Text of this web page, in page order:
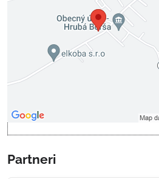
Prajete si načítať externý obsah?
Povoliť tentokrát
Povoliť a zapamätať - súhlas s
Partneri